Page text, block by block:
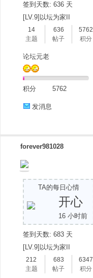
签到天数: 636 天
[LV.9]以坛为家II
14
主题
636
帖子
5762
积分
论坛元老
积分 5762
发消息
forever981028
TA的每日心情
开心
16 小时前
签到天数: 683 天
[LV.9]以坛为家II
212
主题
683
帖子
6347
积分